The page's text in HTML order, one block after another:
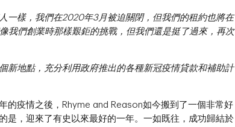
一樣，我們在2020年3月被迫關閉，但我們的租約也將在
我們創業時那樣艱鉅的挑戰，但我們還是挺了過來，再次
新地點，充分利用政府推出的各種新冠疫情貸款和補助計
的疫情之後，Rhyme and Reason如今搬到了一個非常好
是，迎來了有史以來最好的一年。一如既往，成功歸結於